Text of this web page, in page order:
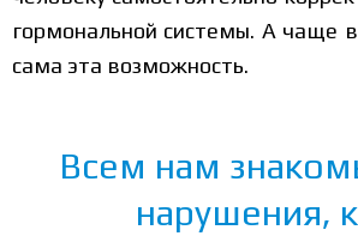
гормональной системы. А чаще
сама эта возможность.
Всем нам
нарушения,